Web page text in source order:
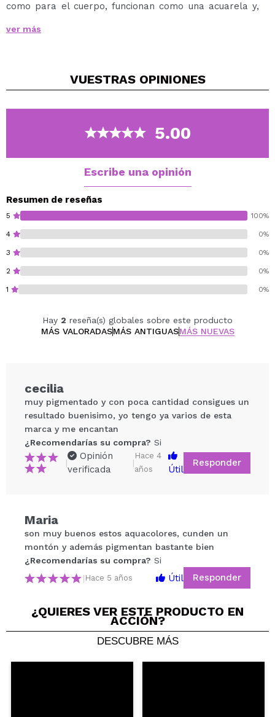
como para el cuerpo, funcionan como una acuarela y,
profesionales como por principiantes.
Disponible en una amplia variedad de tonos.
ver más
VUESTRAS OPINIONES
5.00
Escribe una opinión
Resumen de reseñas
5 100%
4 0%
3 0%
2 0%
1 0%
Hay 2 reseña(s) globales sobre este producto
MÁS VALORADASMÁS ANTIGUASMÁS NUEVAS
Tu vídeo podría ser el primero. Imagínatelo...
¿Recomendarías su compra?
5/5
cecilia
muy pigmentado y con poca cantidad consigues un
resultado buenisimo, yo tengo ya varios de esta
marca y me encantan
¿Recomendarías su compra? Si
|
Opinión
verificada
|
Hace 4
años
Útil
Responder
Maria
son muy buenos estos aquacolores, cunden un
montón y además pigmentan bastante bien
¿Recomendarías su compra? Si
| Hace 5 años Útil Responder
¿QUIERES VER ESTE PRODUCTO EN
ACCIÓN?
DESCUBRE MÁS